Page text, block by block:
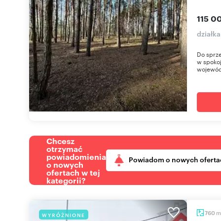
115
Do
w
Chcesz
otrzymać
powiadomienia
o nowych
ofertach w tej
kategorii?
Powiadom o nowych
WYRÓŻNIONE 760 m